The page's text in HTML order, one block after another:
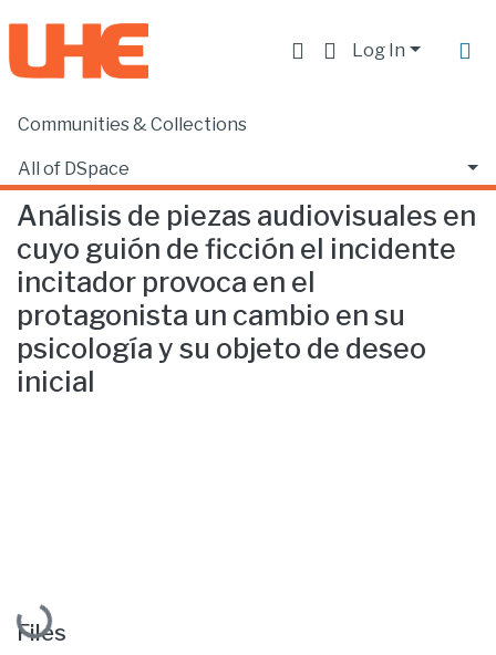
Log In
Communities & Collections
All of DSpace
Statistics
Home
Análisis de piezas audiovisuales en
cuyo guión de ficción el incidente
incitador provoca en el
protagonista un cambio en su
psicología y su objeto de deseo
inicial
Loading...
Files